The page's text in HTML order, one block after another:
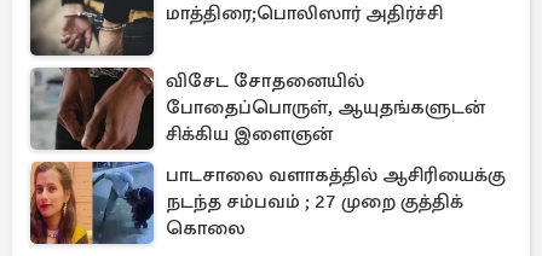
மாத்திரை;பொலிஸார் அதிர்ச்சி
விசேட சோதனையில்
போதைப்பொருள், ஆயுதங்களுடன்
சிக்கிய இளைஞன்
பாடசாலை வளாகத்தில் ஆசிரியைக்கு
நடந்த சம்பவம் ; 27 முறை குத்திக்
கொலை